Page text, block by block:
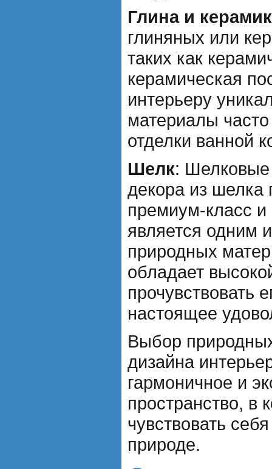
Глина и
глиняных или
таких как
керамическая
интерьеру
материалы
отделки ванной
Шелк: Шелковые
декора из шелка
премиум-класс
является одним
природных
обладает
прочувствовать
настоящее
Выбор
дизайна
гармоничное и
пространство, в
чувствовать
природе.